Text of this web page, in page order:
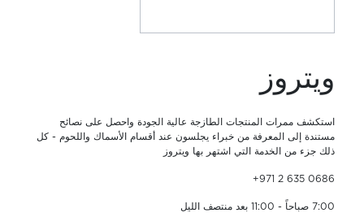
ويتروز
استكشف ممرات المنتجات الطازجة عالية الجودة واحصل على نصائح
مستندة إلى المعرفة من خبراء يجلسون عند أقسام الأسماك واللحوم - كل
ذلك جزء من الخدمة التي اشتهر بها ويتروز
+971 2 635 0686
7:00 صباحاً - 11:00 بعد منتصف الليل